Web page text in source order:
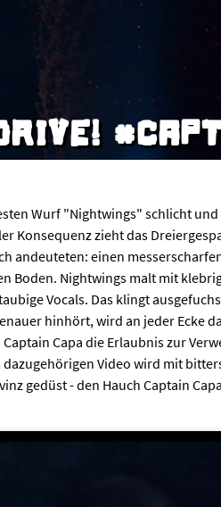
Wurf "Nightwings" schlicht
Konsequenz zieht das
andeuteten: einen
Boden. Nightwings malt mit
Vocals. Das klingt
hinhört, wird an jeder Ecke
Capa die Erlaubnis zur
Video wird mit
gedüst - den Hauch Captain